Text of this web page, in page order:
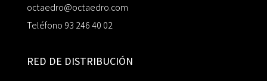
octaedro@octaedro.com
Teléfono 93 246 40 02
RED DE DISTRIBUCIÓN